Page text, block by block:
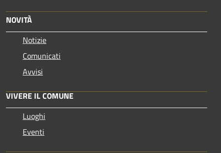
NOVITÀ
Notizie
Comunicati
Avvisi
VIVERE IL COMUNE
Luoghi
Eventi